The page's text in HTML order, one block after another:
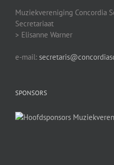
Muziekvereniging Concordia
Secretariaat
> Elisanne Warner
e-mail:
SPONSORS